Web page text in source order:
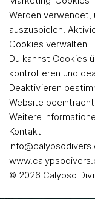
Werden verwendet,
auszuspielen.
Cookies verwalten
Du kannst Cookies
kontrollieren und
Deaktivieren
Website
Weitere
Kontakt
© 2026 Calypso